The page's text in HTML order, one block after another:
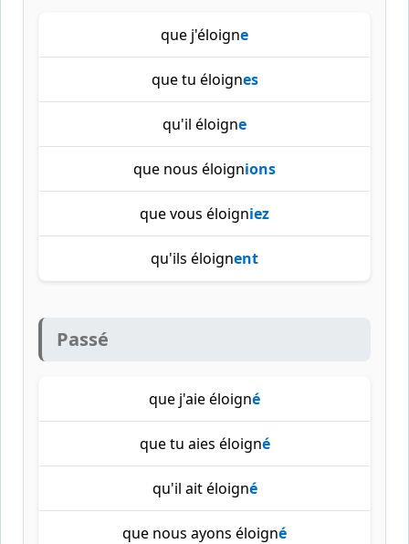
que j'éloigne
que tu éloignes
qu'il éloigne
que nous éloignions
que vous éloigniez
qu'ils éloignent
Passé
que j'aie éloigné
que tu aies éloigné
qu'il ait éloigné
que nous ayons éloigné